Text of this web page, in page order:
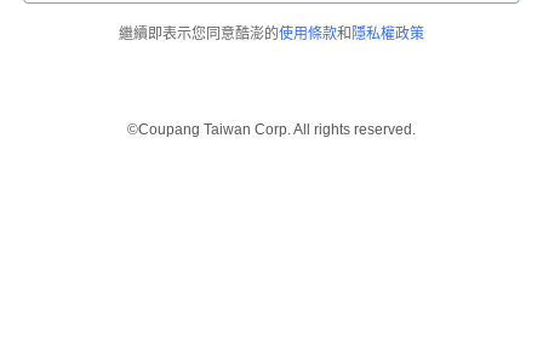
繼續即表示您同意酷澎的使用條款和 隱私權政策
©Coupang Taiwan Corp. All rights reserved.